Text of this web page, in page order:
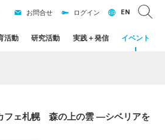
活動 研究活動 実践＋発信 イベント
お問合せ ログイン EN
フェ札幌 森の 上の雲 ―シベリアを